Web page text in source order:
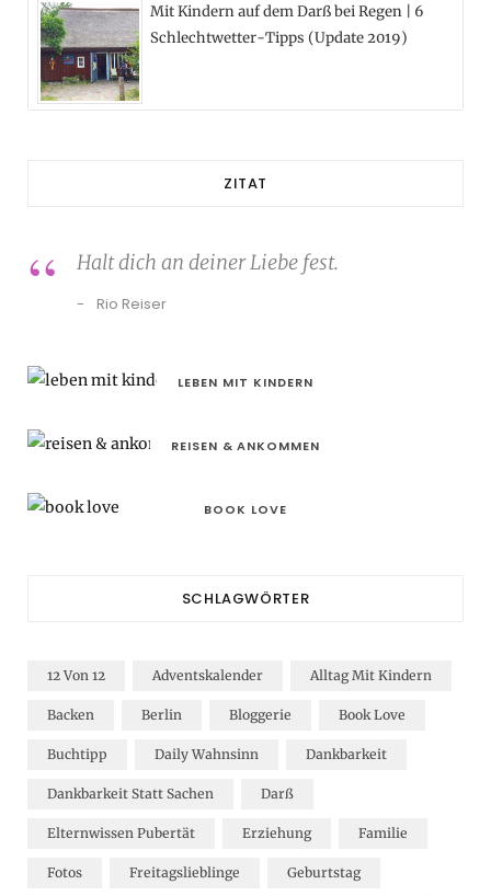
Mit Kindern auf dem Darß bei Regen | 6
Schlechtwetter-Tipps (Update 2019)
ZITAT
Halt dich an deiner Liebe fest.
Rio Reiser
LEBEN MIT KINDERN
REISEN & ANKOMMEN
BOOK LOVE
SCHLAGWÖRTER
12 Von 12 Adventskalender Alltag Mit Kindern
Backen Berlin Bloggerie Book Love
Buchtipp Daily Wahnsinn Dankbarkeit
Dankbarkeit Statt Sachen Darß
Elternwissen Pubertät Erziehung Familie
Fotos Freitagslieblinge Geburtstag